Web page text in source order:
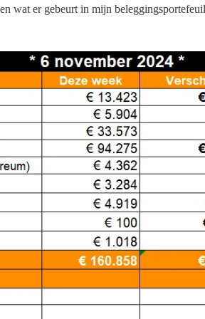
wat er gebeurt in mijn